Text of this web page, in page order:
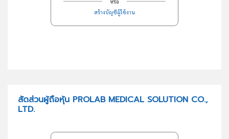
หรือ
สร้างบัญชีผู้ใช้งาน
สัดส่วนผู้ถือหุ้น PROLAB MEDICAL SOLUTION CO.,
LTD.